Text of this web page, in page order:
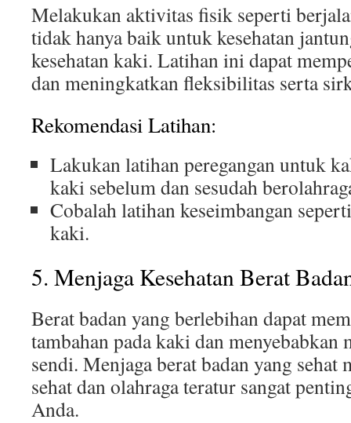
Melakukan aktivitas fisik seperti
tidak hanya baik untuk kesehatan
kesehatan kaki. Latihan ini dapat
dan meningkatkan fleksibilitas serta
Rekomendasi Latihan:
Lakukan latihan peregangan untuk
kaki sebelum dan sesudah
Cobalah latihan keseimbangan
kaki.
5. Menjaga Kesehatan Berat
Berat badan yang berlebihan dapat
tambahan pada kaki dan menyebabkan
sendi. Menjaga berat badan yang sehat
sehat dan olahraga teratur sangat
Anda.